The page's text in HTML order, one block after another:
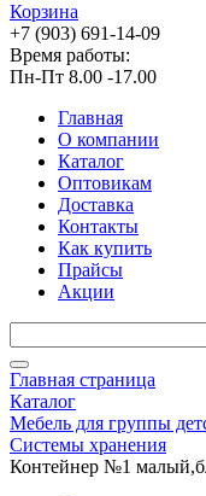
Корзина
+7 (903) 691-14-09
Время работы:
Пн-Пт 8.00 -17.00
Главная
О компании
Каталог
Оптовикам
Доставка
Контакты
Как купить
Прайсы
Акции
Главная страница
Каталог
Мебель для группы
Системы хранения
Контейнер №1